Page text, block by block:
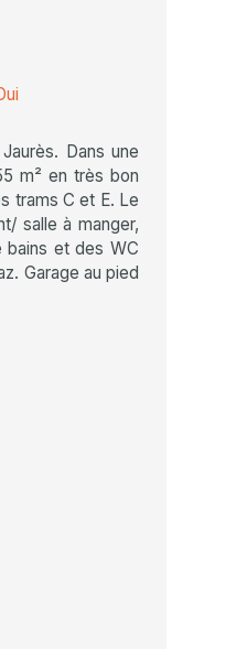
Dans une
m² en très bon
trams C et E. Le
salle à manger,
bains et des WC
Garage au pied